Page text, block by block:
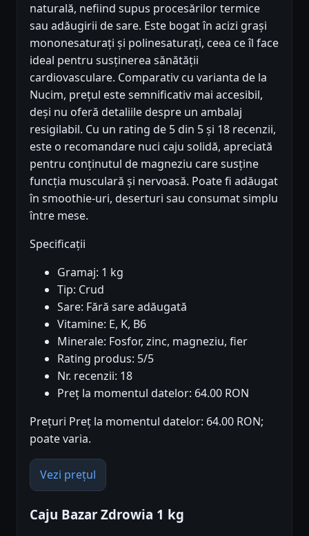
naturală, nefiind supus procesărilor termice
sau adăugirii de sare. Este bogat în acizi grași
mononesaturați și polinesaturați, ceea ce îl face
ideal pentru susținerea sănătății
cardiovasculare. Comparativ cu varianta de la
Nucim, prețul este semnificativ mai accesibil,
deși nu oferă detaliile despre un ambalaj
resigilabil. Cu un rating de 5 din 5 și 18 recenzii,
este o recomandare nuci caju solidă, apreciată
pentru conținutul de magneziu care susține
funcția musculară și nervoasă. Poate fi adăugat
în smoothie-uri, deserturi sau consumat simplu
între mese.
Specificații
Gramaj: 1 kg
Tip: Crud
Sare: Fără sare adăugată
Vitamine: E, K, B6
Minerale: Fosfor, zinc, magneziu, fier
Rating produs: 5/5
Nr. recenzii: 18
Preț la momentul datelor: 64.00 RON
Prețuri Preț la momentul datelor: 64.00 RON;
poate varia.
Vezi prețul
Caju Bazar Zdrowia 1 kg